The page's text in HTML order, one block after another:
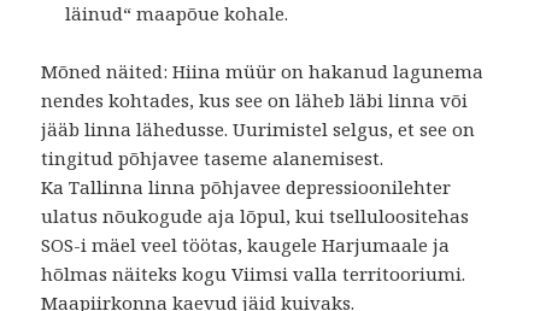
läinud“ maapõue kohale.
Mõned näited: Hiina müür on hakanud lagunema
nendes kohtades, kus see on läheb läbi linna või
jääb linna lähedusse. Uurimistel selgus, et see on
tingitud põhjavee taseme alanemisest.
Ka Tallinna linna põhjavee depressioonilehter
ulatus nõukogude aja lõpul, kui tselluloositehas
SOS-i mäel veel töötas, kaugele Harjumaale ja
hõlmas näiteks kogu Viimsi valla territooriumi.
Maapiirkonna kaevud jäid kuivaks.